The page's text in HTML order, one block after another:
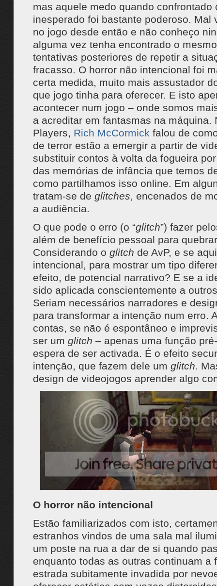
mas aquele medo quando confrontado
inesperado foi bastante poderoso. Mal
no jogo desde então e não conheço
alguma vez tenha encontrado o
tentativas posteriores de repetir a
fracasso. O horror não intencional foi
certa medida, muito mais assustador
que jogo tinha para oferecer. E isto
acontecer num jogo – onde somos
a acreditar em fantasmas na máquina.
Players, Rich McCormick falou de
de terror estão a emergir a partir de
substituir contos à volta da fogueira
das memórias de infância que temos
como partilhamos isso online. Em
tratam-se de glitches, encenados de
a audiência.
O que pode o erro (o “glitch”) fazer
além de benefício pessoal para
Considerando o glitch de AvP, e se
intencional, para mostrar um tipo
efeito, de potencial narrativo? E se a
sido aplicada conscientemente a
Seriam necessários narradores e
para transformar a intenção num erro.
contas, se não é espontâneo e
ser um glitch – apenas uma função
espera de ser activada. É o efeito
intenção, que fazem dele um glitch.
design de videojogos aprender algo
O horror não intencional
Estão familiarizados com isto,
estranhos vindos de uma sala mal
um poste na rua a dar de si quando
enquanto todas as outras continuam a
estrada subitamente invadida por